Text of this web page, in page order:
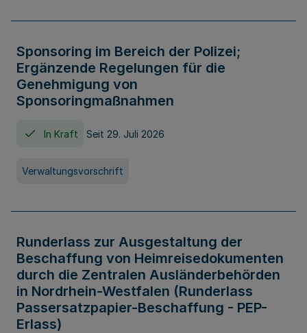
Sponsoring im Bereich der Polizei;
Ergänzende Regelungen für die
Genehmigung von
Sponsoringmaßnahmen
In Kraft Seit 29. Juli 2026
Verwaltungsvorschrift
Runderlass zur Ausgestaltung der
Beschaffung von Heimreisedokumenten
durch die Zentralen Ausländerbehörden
in Nordrhein-Westfalen (Runderlass
Passersatzpapier-Beschaffung - PEP-
Erlass)